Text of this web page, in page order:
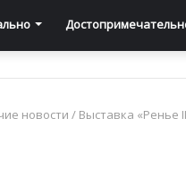
новости / Выставка «Ренье